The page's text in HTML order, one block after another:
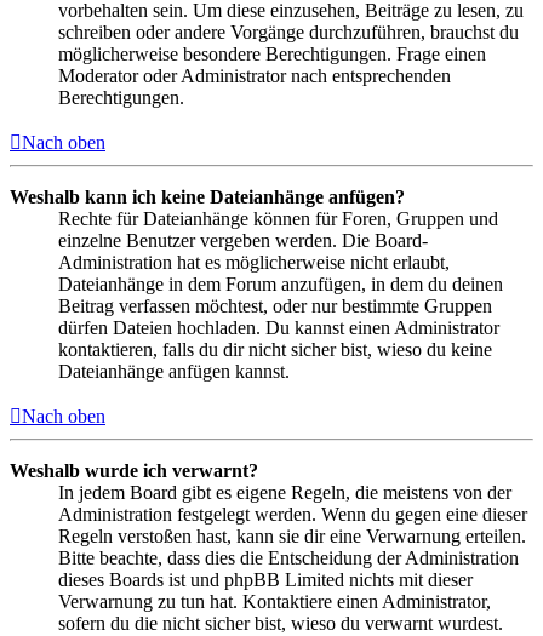
vorbehalten sein. Um diese einzusehen, Beiträge zu lesen, zu
schreiben oder andere Vorgänge durchzuführen, brauchst du
möglicherweise besondere Berechtigungen. Frage einen
Moderator oder Administrator nach entsprechenden
Berechtigungen.
Nach oben
Weshalb kann ich keine Dateianhänge anfügen?
Rechte für Dateianhänge können für Foren, Gruppen und
einzelne Benutzer vergeben werden. Die Board-
Administration hat es möglicherweise nicht erlaubt,
Dateianhänge in dem Forum anzufügen, in dem du deinen
Beitrag verfassen möchtest, oder nur bestimmte Gruppen
dürfen Dateien hochladen. Du kannst einen Administrator
kontaktieren, falls du dir nicht sicher bist, wieso du keine
Dateianhänge anfügen kannst.
Nach oben
Weshalb wurde ich verwarnt?
In jedem Board gibt es eigene Regeln, die meistens von der
Administration festgelegt werden. Wenn du gegen eine dieser
Regeln verstoßen hast, kann sie dir eine Verwarnung erteilen.
Bitte beachte, dass dies die Entscheidung der Administration
dieses Boards ist und phpBB Limited nichts mit dieser
Verwarnung zu tun hat. Kontaktiere einen Administrator,
sofern du die nicht sicher bist, wieso du verwarnt wurdest.